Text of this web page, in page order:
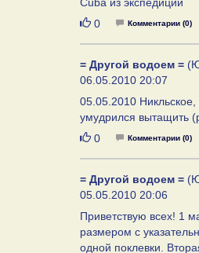
Нравится
0 Комментарии (0)
= Другой водоем =
06.05.2010 20:07
05.05.2010
умудрился вытащить
Нравится
0 Комментарии (0)
= Другой водоем =
05.05.2010 20:06
Приветствую всех! 1
размером с
одной поклевки.